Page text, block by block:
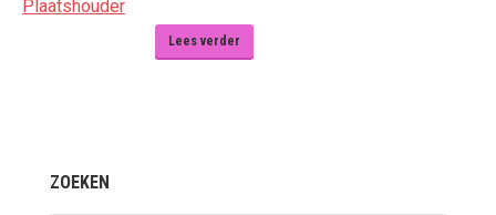
Lees verder
ZOEKEN